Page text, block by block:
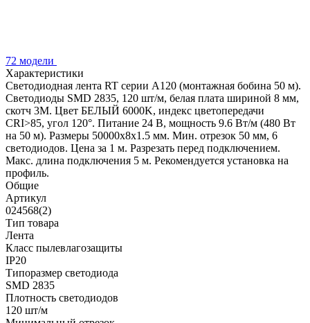
72 модели
Характеристики
Светодиодная лента RT серии A120 (монтажная бобина 50 м).
Светодиоды SMD 2835, 120 шт/м, белая плата шириной 8 мм,
скотч 3M. Цвет БЕЛЫЙ 6000K, индекс цветопередачи
CRI>85, угол 120°. Питание 24 В, мощность 9.6 Вт/м (480 Вт
на 50 м). Размеры 50000x8x1.5 мм. Мин. отрезок 50 мм, 6
светодиодов. Цена за 1 м. Разрезать перед подключением.
Макс. длина подключения 5 м. Рекомендуется установка на
профиль.
Общие
Артикул
024568(2)
Тип товара
Лента
Класс пылевлагозащиты
IP20
Типоразмер светодиода
SMD 2835
Плотность светодиодов
120 шт/м